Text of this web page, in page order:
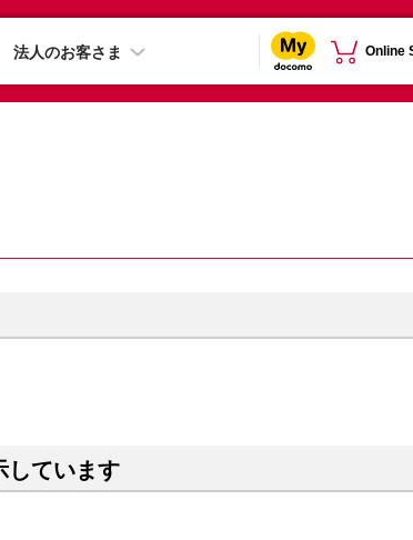
法人のお客さま Online
しています